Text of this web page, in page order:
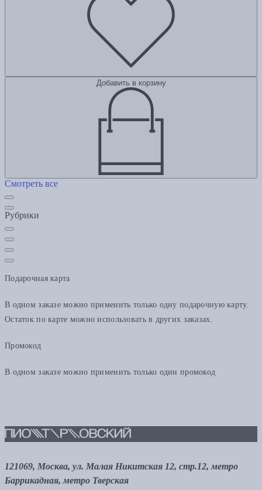
Добавить в корзину
Смотреть все
Рубрики
Подарочная карта
В одном заказе можно применить только одну подарочную карту.
Остаток по карте можно использовать в других заказах.
Промокод
В одном заказе можно применить только один промокод
121069, Москва, ул. Малая Никитская 12, стр.12, метро
Баррикадная, метро Тверская